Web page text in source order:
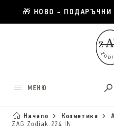
🎁 НОВО - ПОДАРЪЧНИ
МЕНЮ
Начало Козметика
ZAG Zodiak 224 IN